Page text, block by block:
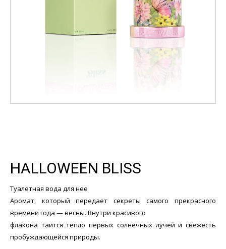
HALLOWEEN BLISS
Туалетная вода для нее
Аромат, который передает секреты самого прекрасного
времени года — весны. Внутри красивого
флакона таится тепло первых солнечных лучей и свежесть
пробуждающейся природы.